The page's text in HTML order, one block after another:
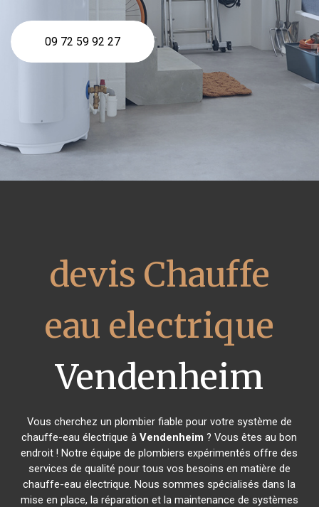
09 72 59 92 27
devis Chauffe
eau electrique
Vendenheim
Vous cherchez un plombier fiable pour votre système de
chauffe-eau électrique àVendenheim ? Vous êtes au bon
endroit ! Notre équipe de plombiers expérimentés offre des
services de qualité pour tous vos besoins en matière de
chauffe-eau électrique. Nous sommes spécialisés dans la
mise en place, la réparation et la maintenance de systèmes